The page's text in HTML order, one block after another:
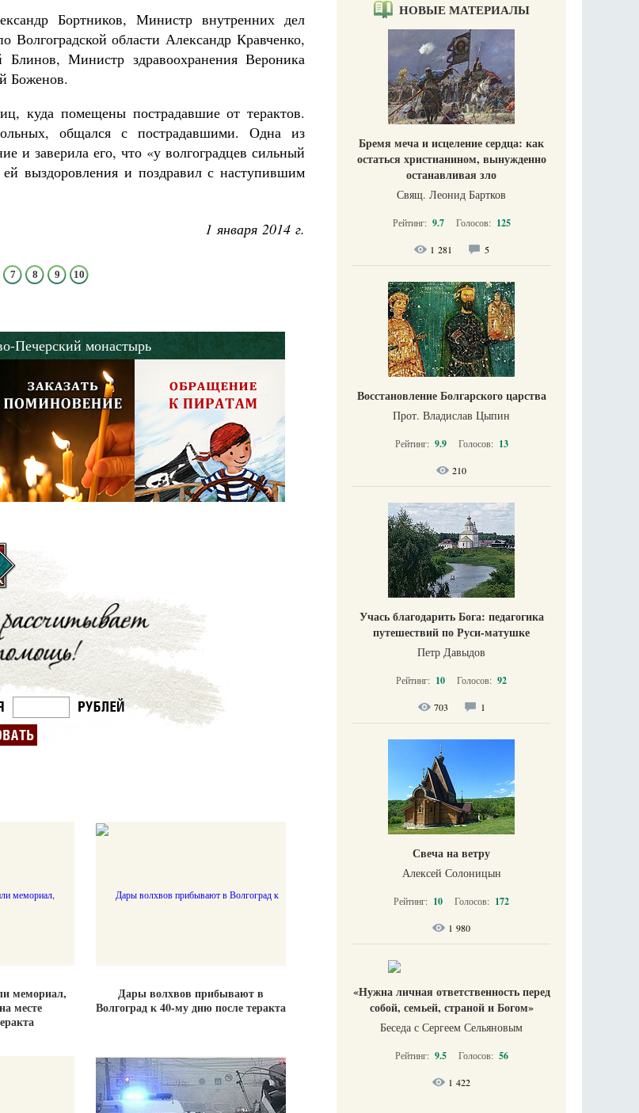
Бортников, Министр внутренних дел
области Александр Кравченко,
Министр здравоохранения Вероника
Боженов.
куда помещены пострадавшие от терактов.
общался с пострадавшими. Одна из
и заверила его, что «у волгоградцев сильный
выздоровления и поздравил с наступившим
1 января 2014 г.
7 8 9 10
Печерский монастырь
мемориал,
месте
Дары волхвов прибывают в
Волгоград к 40-му дню после теракта
НОВЫЕ МАТЕРИАЛЫ
Бремя меча и исцеление сердца: как
остаться христианином, вынужденно
останавливая зло
Свящ. Леонид Бартков
Рейтинг: 9.7 Голосов: 125
1 281 5
Восстановление Болгарского царства
Прот. Владислав Цыпин
Рейтинг: 9.9 Голосов: 13
210
Учась благодарить Бога: педагогика
путешествий по Руси-матушке
Петр Давыдов
Рейтинг: 10 Голосов: 92
703 1
Свеча на ветру
Алексей Солоницын
Рейтинг: 10 Голосов: 172
1 980
«Нужна личная ответственность перед
собой, семьей, страной и Богом»
Беседа с Сергеем Сельяновым
Рейтинг: 9.5 Голосов: 56
1 422